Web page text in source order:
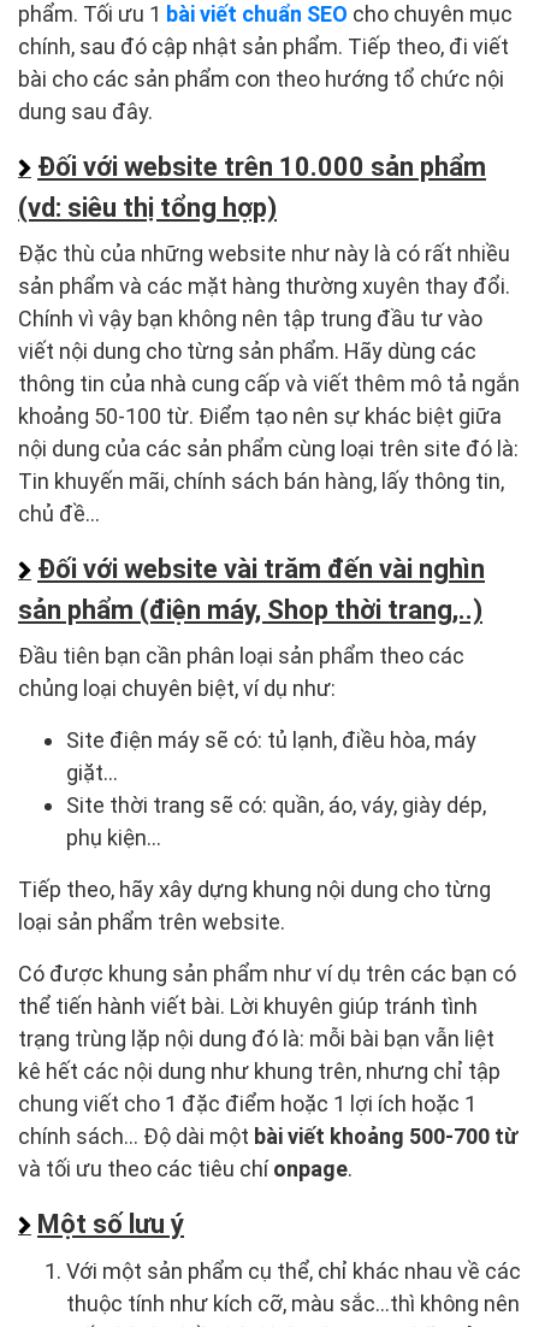
phẩm. Tối ưu 1 bài viết chuẩn SEO cho chuyên mục
chính, sau đó cập nhật sản phẩm. Tiếp theo, đi viết
bài cho các sản phẩm con theo hướng tổ chức nội
dung sau đây.
Đối với website trên 10.000 sản phẩm
(vd: siêu thị tổng hợp)
Đặc thù của những website như này là có rất nhiều
sản phẩm và các mặt hàng thường xuyên thay đổi.
Chính vì vậy bạn không nên tập trung đầu tư vào
viết nội dung cho từng sản phẩm. Hãy dùng các
thông tin của nhà cung cấp và viết thêm mô tả ngắn
khoảng 50-100 từ. Điểm tạo nên sự khác biệt giữa
nội dung của các sản phẩm cùng loại trên site đó là:
Tin khuyến mãi, chính sách bán hàng, lấy thông tin,
chủ đề…
Đối với website vài trăm đến vài nghìn
sản phẩm (điện máy, Shop thời trang,..)
Đầu tiên bạn cần phân loại sản phẩm theo các
chủng loại chuyên biệt, ví dụ như:
Site điện máy sẽ có: tủ lạnh, điều hòa, máy
giặt…
Site thời trang sẽ có: quần, áo, váy, giày dép,
phụ kiện…
Tiếp theo, hãy xây dựng khung nội dung cho từng
loại sản phẩm trên website.
Có được khung sản phẩm như ví dụ trên các bạn có
thể tiến hành viết bài. Lời khuyên giúp tránh tình
trạng trùng lặp nội dung đó là: mỗi bài bạn vẫn liệt
kê hết các nội dung như khung trên, nhưng chỉ tập
chung viết cho 1 đặc điểm hoặc 1 lợi ích hoặc 1
chính sách… Độ dài một bài viết khoảng 500-700 từ
và tối ưu theo các tiêu chíonpage.
Một số lưu ý
Với một sản phẩm cụ thể, chỉ khác nhau về các
thuộc tính như kích cỡ, màu sắc…thì không nên